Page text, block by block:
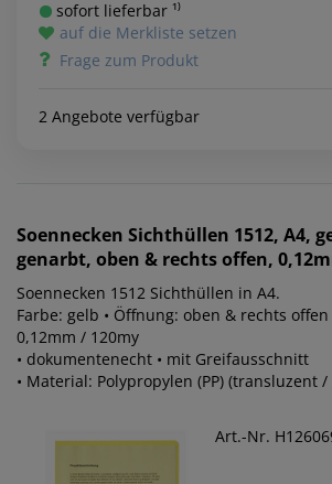
sofort lieferbar ¹⁾
auf die Merkliste setzen
Frage zum Produkt
2 Angebote verfügbar
Soennecken Sichthüllen 1512, A4,
genarbt, oben & rechts offen,
Soennecken 1512 Sichthüllen in A4.
Farbe: gelb • Öffnung: oben & rechts offen
0,12mm / 120my
• dokumentenecht • mit Greifausschnitt
• Material: Polypropylen (PP) (transluzent
Art.-Nr.